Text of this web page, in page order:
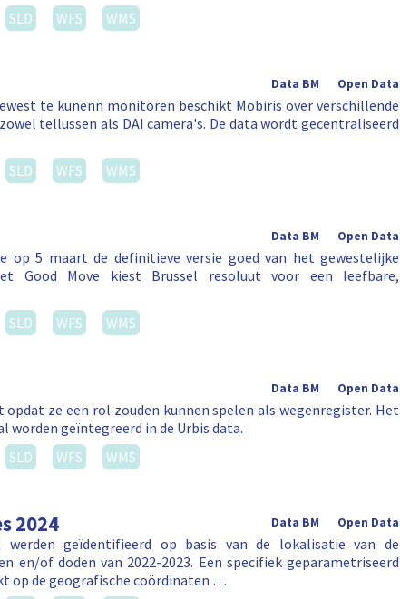
SLD WFS WMS
Open Data
Data BM
te kunenn monitoren beschikt Mobiris over verschillende
tellussen als DAI camera's. De data wordt gecentraliseerd
SLD WFS WMS
Open Data
Data BM
op 5 maart de definitieve versie goed van het gewestelijke
Good Move kiest Brussel resoluut voor een leefbare,
SLD WFS WMS
Open Data
Data BM
opdat ze een rol zouden kunnen spelen als wegenregister. Het
worden geïntegreerd in de Urbis data.
SLD WFS WMS
2024 Open Data
Data BM
werden geïdentifieerd op basis van de lokalisatie van de
en/of doden van 2022-2023. Een specifiek geparametriseerd
op de geografische coördinaten …